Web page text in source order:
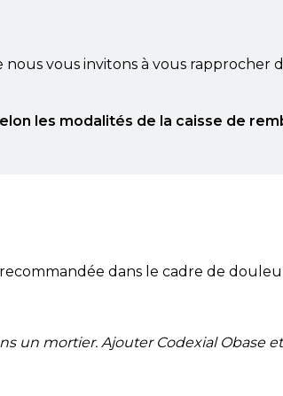
vous invitons à vous rapprocher
les modalités de la caisse de
dans le cadre de
un mortier. Ajouter Codexial Obase